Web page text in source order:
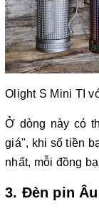
Olight S Mini TI
Ở dòng này có
giá", khi số tiền
nhất, mỗi đồng
3. Đèn pin